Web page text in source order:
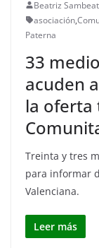
Beatriz Sambeat
asociación,
Paterna
33
acuden
la oferta
Treinta y tres
para informar
Valenciana.
Leer más